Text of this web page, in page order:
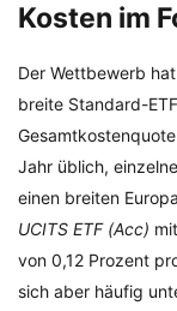
Kosten im
Der Wettbewerb
breite Standard-
Jahr üblich,
einen breiten
UCITS ETF (Acc)
von 0,12 Prozent
sich aber häufig